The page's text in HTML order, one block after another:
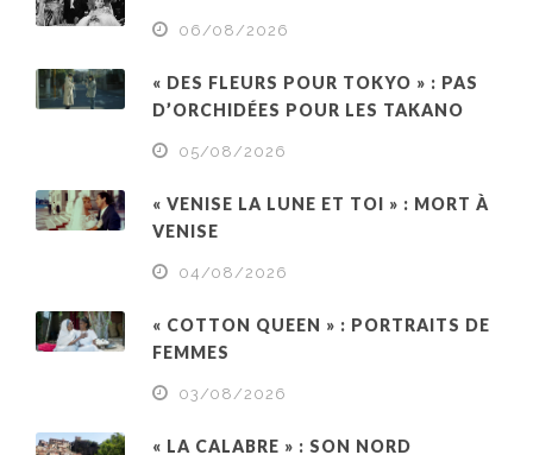
06/08/2026
« DES FLEURS POUR TOKYO » : PAS
D’ORCHIDÉES POUR LES TAKANO
05/08/2026
« VENISE LA LUNE ET TOI » : MORT À
VENISE
04/08/2026
« COTTON QUEEN » : PORTRAITS DE
FEMMES
03/08/2026
« LA CALABRE » : SON NORD